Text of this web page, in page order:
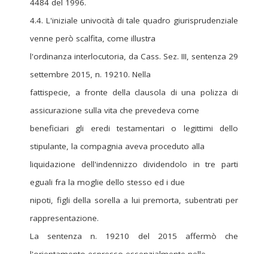
4484 del 1996.
4.4. L'iniziale univocità di tale quadro giurisprudenziale
venne però scalfita, come illustra
l'ordinanza interlocutoria, da Cass. Sez. III, sentenza 29
settembre 2015, n. 19210. Nella
fattispecie, a fronte della clausola di una polizza di
assicurazione sulla vita che prevedeva come
beneficiari gli eredi testamentari o legittimi dello
stipulante, la compagnia aveva proceduto alla
liquidazione dell'indennizzo dividendolo in tre parti
eguali fra la moglie dello stesso ed i due
nipoti, figli della sorella a lui premorta, subentrati per
rappresentazione.
La sentenza n. 19210 del 2015 affermò che